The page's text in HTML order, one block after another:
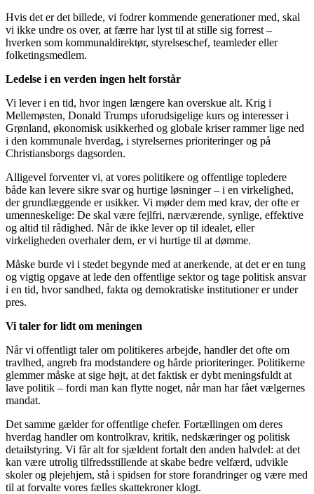
Hvis det er det billede, vi fodrer kommende generationer med, skal
vi ikke undre os over, at færre har lyst til at stille sig forrest –
hverken som kommunaldirektør, styrelseschef, teamleder eller
folketingsmedlem.
Ledelse i en verden ingen helt forstår
Vi lever i en tid, hvor ingen længere kan overskue alt. Krig i
Mellemøsten, Donald Trumps uforudsigelige kurs og interesser i
Grønland, økonomisk usikkerhed og globale kriser rammer lige ned
i den kommunale hverdag, i styrelsernes prioriteringer og på
Christiansborgs dagsorden.
Alligevel forventer vi, at vores politikere og offentlige topledere
både kan levere sikre svar og hurtige løsninger – i en virkelighed,
der grundlæggende er usikker. Vi møder dem med krav, der ofte er
umenneskelige: De skal være fejlfri, nærværende, synlige, effektive
og altid til rådighed. Når de ikke lever op til idealet, eller
virkeligheden overhaler dem, er vi hurtige til at dømme.
Måske burde vi i stedet begynde med at anerkende, at det er en tung
og vigtig opgave at lede den offentlige sektor og tage politisk ansvar
i en tid, hvor sandhed, fakta og demokratiske institutioner er under
pres.
Vi taler for lidt om meningen
Når vi offentligt taler om politikeres arbejde, handler det ofte om
travlhed, angreb fra modstandere og hårde prioriteringer. Politikerne
glemmer måske at sige højt, at det faktisk er dybt meningsfuldt at
lave politik – fordi man kan flytte noget, når man har fået vælgernes
mandat.
Det samme gælder for offentlige chefer. Fortællingen om deres
hverdag handler om kontrolkrav, kritik, nedskæringer og politisk
detailstyring. Vi får alt for sjældent fortalt den anden halvdel: at det
kan være utrolig tilfredsstillende at skabe bedre velfærd, udvikle
skoler og plejehjem, stå i spidsen for store forandringer og være med
til at forvalte vores fælles skattekroner klogt.